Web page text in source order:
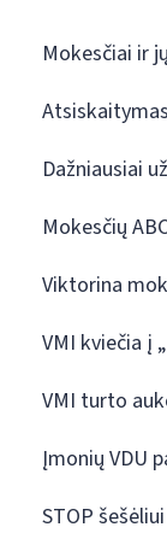
Mokesčiai ir
Dažniausiai
Mokesčių
Viktorina
VMI kviečia į
VMI turto
Įmonių VDU
STOP šešėliui